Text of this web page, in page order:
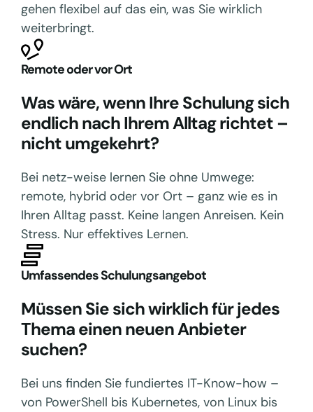
gehen flexibel auf das ein, was Sie wirklich
weiterbringt.
Remote oder vor Ort
Was wäre, wenn Ihre Schulung sich
endlich nach Ihrem Alltag richtet –
nicht umgekehrt?
Bei netz-weise lernen Sie ohne Umwege:
remote, hybrid oder vor Ort – ganz wie es in
Ihren Alltag passt. Keine langen Anreisen. Kein
Stress. Nur effektives Lernen.
Umfassendes Schulungsangebot
Müssen Sie sich wirklich für jedes
Thema einen neuen Anbieter
suchen?
Bei uns finden Sie fundiertes IT-Know-how –
von PowerShell bis Kubernetes, von Linux bis